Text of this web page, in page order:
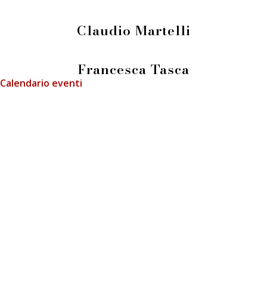
Claudio Martelli
Francesca Tasca
Calendario eventi